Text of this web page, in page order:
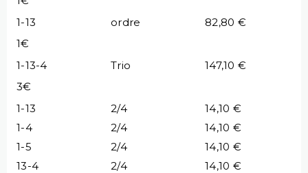
1-13
ordre
82,80 €
1€
1-13-4
Trio
147,10 €
3€
1-13
2/4
14,10 €
1-4
2/4
14,10 €
1-5
2/4
14,10 €
13-4
2/4
14,10 €